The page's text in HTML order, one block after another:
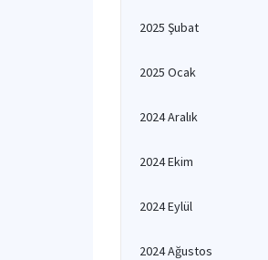
2025 Şubat
2025 Ocak
2024 Aralık
2024 Ekim
2024 Eylül
2024 Ağustos